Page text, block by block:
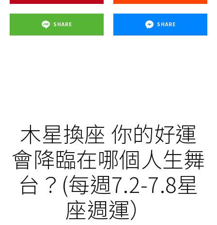
SHARE SHARE
木星換座 你的好運
會降臨在哪個人生舞
台？(每週7.2-7.8星
座週運）